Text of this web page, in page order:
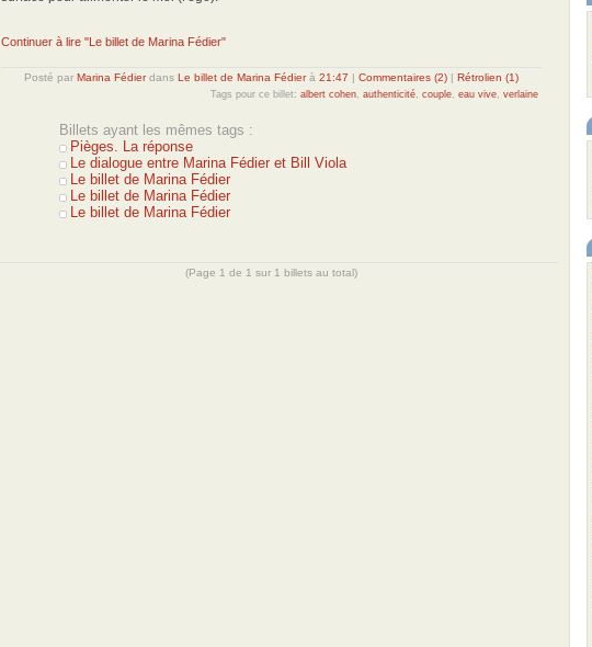
Continuer à lire "Le billet de Marina Fédier"
Posté par Marina Fédierdans Le billet de Marina Fédierà 21:47 | Commentaires (2) | Rétrolien (1)
Tags pour ce billet: albert cohen authenticité couple eau vive verlaine
Billets ayant les mêmes tags :
Pièges. La réponse
Le dialogue entre Marina Fédier et Bill Viola
Le billet de Marina Fédier
Le billet de Marina Fédier
Le billet de Marina Fédier
(Page 1 de 1 sur 1 billets au total)